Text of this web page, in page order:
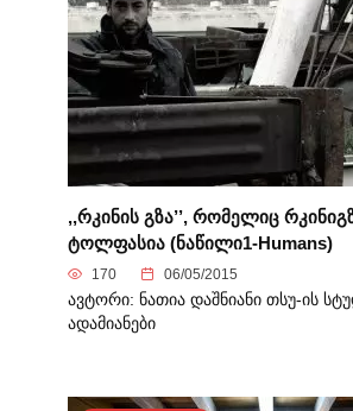
,,რკინის გზა’’, რომელიც
ტოლფასია (ნაწილი1-Humans)
170 06/05/2015
ავტორი: ნათია დაშნიანი თსუ-ის
ადამიანები